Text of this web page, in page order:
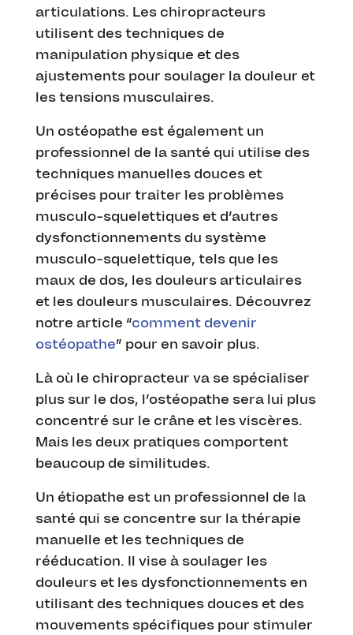
articulations. Les chiropracteurs
utilisent des techniques de
manipulation physique et des
ajustements pour soulager la douleur et
les tensions musculaires.
Un ostéopathe est également un
professionnel de la santé qui utilise des
techniques manuelles douces et
précises pour traiter les problèmes
musculo-squelettiques et d’autres
dysfonctionnements du système
musculo-squelettique, tels que les
maux de dos, les douleurs articulaires
et les douleurs musculaires. Découvrez
notre article “comment devenir
ostéopathe” pour en savoir plus.
Là où le chiropracteur va se spécialiser
plus sur le dos, l’ostéopathe sera lui plus
concentré sur le crâne et les viscères.
Mais les deux pratiques comportent
beaucoup de similitudes.
Un étiopathe est un professionnel de la
santé qui se concentre sur la thérapie
manuelle et les techniques de
rééducation. Il vise à soulager les
douleurs et les dysfonctionnements en
utilisant des techniques douces et des
mouvements spécifiques pour stimuler